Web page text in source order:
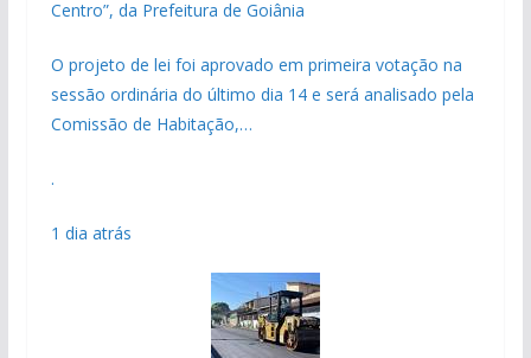
Centro”, da Prefeitura de Goiânia
O projeto de lei foi aprovado em primeira votação na
sessão ordinária do último dia 14 e será analisado pela
Comissão de Habitação,…
.
1 dia atrás